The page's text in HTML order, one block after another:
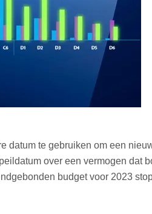
datum te gebruiken om een
over een vermogen dat
budget voor 2023